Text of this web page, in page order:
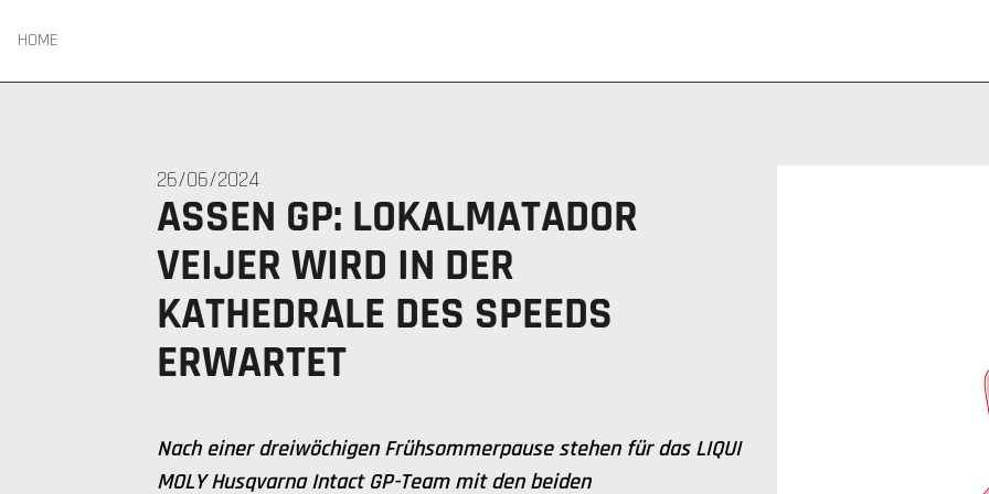
HOME
26/06/2024
ASSEN GP: LOKALMATADOR
VEIJER WIRD IN DER
KATHEDRALE DES SPEEDS
ERWARTET
Nach einer dreiwöchigen Frühsommerpause stehen für das LIQUI
MOLY Husqvarna Intact GP-Team mit den beiden